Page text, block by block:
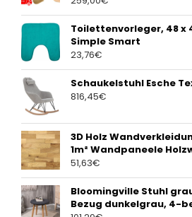
Toilettenvorleger, 48 x
Simple Smart
23,76€
Schaukelstuhl Esche
816,45€
3D Holz
1m² Wandpaneele
51,63€
Bloomingville Stuhl
Bezug dunkelgrau, 4-